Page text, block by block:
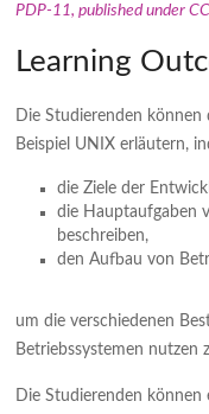
PDP-11, published under CC
Learning
Die Studierenden
Beispiel UNIX erläutern,
die Ziele der
die Hauptaufgaben
beschreiben,
den Aufbau von
um die verschiedenen
Betriebssystemen nutzen
Die Studierenden